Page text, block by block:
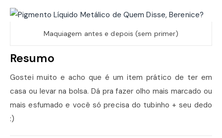
Maquiagem antes e depois (sem primer)
Resumo
Gostei muito e acho que é um item prático de ter em
casa ou levar na bolsa. Dá pra fazer olho mais marcado ou
mais esfumado e você só precisa do tubinho + seu dedo
:)